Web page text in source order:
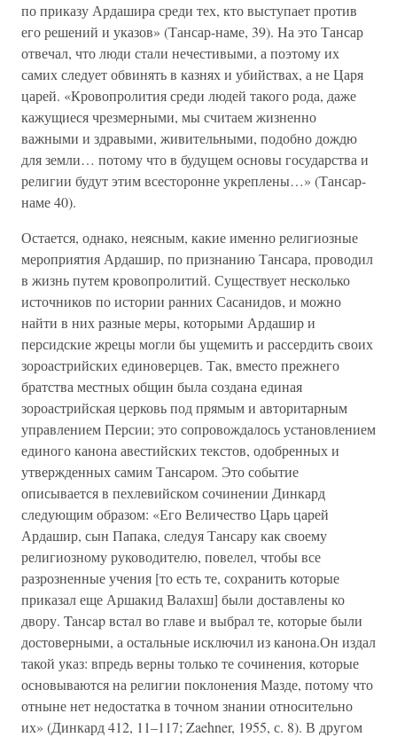
по приказу Ардашира среди тех, кто выступает против
его решений и указов» (Тансар-наме, 39). На это Тансар
отвечал, что люди стали нечестивыми, а поэтому их
самих следует обвинять в казнях и убийствах, а не Царя
царей. «Кровопролития среди людей такого рода, даже
кажущиеся чрезмерными, мы считаем жизненно
важными и здравыми, живительными, подобно дождю
для земли… потому что в будущем основы государства и
религии будут этим всесторонне укреплены…» (Тансар-
наме 40).
Остается, однако, неясным, какие именно религиозные
мероприятия Ардашир, по признанию Тансара, проводил
в жизнь путем кровопролитий. Существует несколько
источников по истории ранних Сасанидов, и можно
найти в них разные меры, которыми Ардашир и
персидские жрецы могли бы ущемить и рассердить своих
зороастрийских единоверцев. Так, вместо прежнего
братства местных общин была создана единая
зороастрийская церковь под прямым и авторитарным
управлением Персии; это сопровождалось установлением
единого канона авестийских текстов, одобренных и
утвержденных самим Тансаром. Это событие
описывается в пехлевийском сочинении Динкард
следующим образом: «Его Величество Царь царей
Ардашир, сын Папака, следуя Тансару как своему
религиозному руководителю, повелел, чтобы все
разрозненные учения [то есть те, сохранить которые
приказал еще Аршакид Валахш] были доставлены ко
двору. Taнcap встал во главе и выбрал те, которые были
достоверными, а остальные исключил из канона.Он издал
такой указ: впредь верны только те сочинения, которые
основываются на религии поклонения Мазде, потому что
отныне нет недостатка в точном знании относительно
их» (Динкард 412, 11–117; Zaehner, 1955, с. 8). В другом